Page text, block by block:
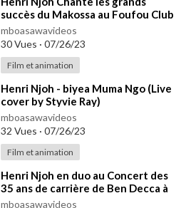
succès du Makossa au Foufou Club
mboasawavideos
30 Vues · 07/26/23
Film et animation
⁣Henri Njoh - biyea Muma Ngo (Live
cover by Styvie Ray)
mboasawavideos
32 Vues · 07/26/23
Film et animation
⁣Henri Njoh en duo au Concert des
35 ans de carrière de Ben Decca à
Nanterre 24 Novembre 2018
mboasawavideos